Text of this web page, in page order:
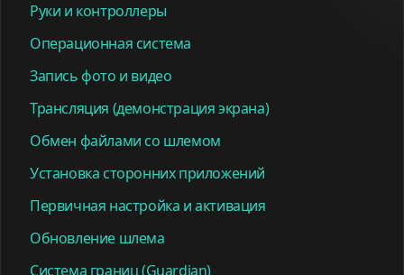
Руки и контроллеры
Операционная система
Запись фото и видео
Трансляция (демонстрация экрана)
Обмен файлами со шлемом
Установка сторонних приложений
Первичная настройка и активация
Обновление шлема
Система границ (Guardian)